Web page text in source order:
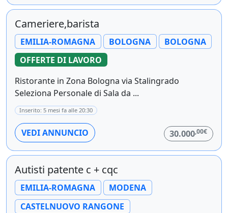
Cameriere,barista
EMILIA-ROMAGNA BOLOGNA
BOLOGNA
OFFERTE DI LAVORO
Ristorante in Zona Bologna via Stalingrado
Seleziona Personale di Sala da ...
Inserito: 5 mesi fa alle 20:30
VEDI ANNUNCIO 30.000,00€
Autisti patente c + cqc
EMILIA-ROMAGNA
MODENA
CASTELNUOVO RANGONE